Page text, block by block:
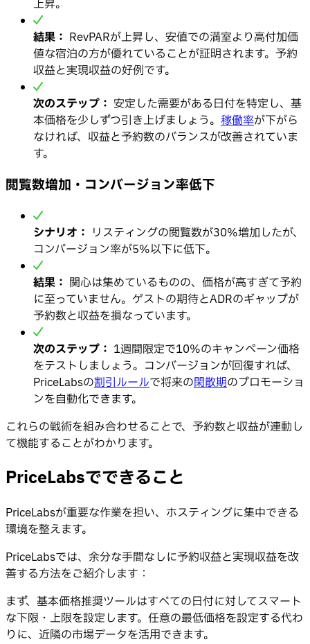
上昇。
結果： RevPARが上昇し、安値での満室より高付加価
値な宿泊の方が優れていることが証明されます。予約
収益と実現収益の好例です。
次のステップ： 安定した需要がある日付を特定し、基
本価格を少しずつ引き上げましょう。 稼働率が下がら
なければ、収益と予約数のバランスが改善されていま
す。
閲覧数増加・コンバージョン率低下
シナリオ： リスティングの閲覧数が30%増加したが、
コンバージョン率が5%以下に低下。
結果： 関心は集めているものの、価格が高すぎて予約
に至っていません。ゲストの期待とADRのギャップが
予約数と収益を損なっています。
次のステップ： 1週間限定で10%のキャンペーン価格
をテストしましょう。コンバージョンが回復すれば、
PriceLabsの割引ルールで将来の閑散期のプロモーショ
ンを自動化できます。
これらの戦術を組み合わせることで、予約数と収益が連動し
て機能することがわかります。
PriceLabsでできること
PriceLabsが重要な作業を担い、ホスティングに集中できる
環境を整えます。
PriceLabsでは、余分な手間なしに予約収益と実現収益を改
善する方法をご紹介します：
まず、基本価格推奨ツールはすべての日付に対してスマート
な下限・上限を設定します。任意の最低価格を設定する代わ
りに、近隣の市場データを活用できます。